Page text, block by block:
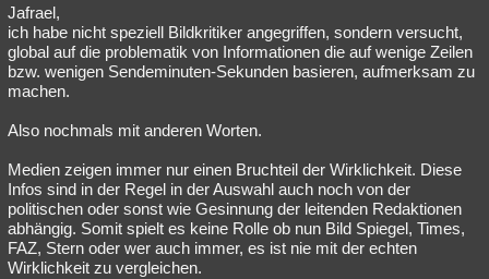
Spiritualität
Natur Umfragen Unterhaltung
weitere Rubriken
Astronomie Gruppen Gaming Filme
Musik Clash Verbesserungen Allmystery English
Übersichten
Besucht Teilgenommen
Jafrael,
ich habe nicht speziell Bildkritiker angegriffen, sondern versucht,
global auf die problematik von Informationen die auf wenige Zeilen
bzw. wenigen Sendeminuten-Sekunden basieren, aufmerksam zu
machen.
Also nochmals mit anderen Worten.
Medien zeigen immer nur einen Bruchteil der Wirklichkeit. Diese
Infos sind in der Regel in der Auswahl auch noch von der
politischen oder sonst wie Gesinnung der leitenden Redaktionen
abhängig. Somit spielt es keine Rolle ob nun Bild Spiegel, Times,
FAZ, Stern oder wer auch immer, es ist nie mit der echten
Wirklichkeit zu vergleichen.